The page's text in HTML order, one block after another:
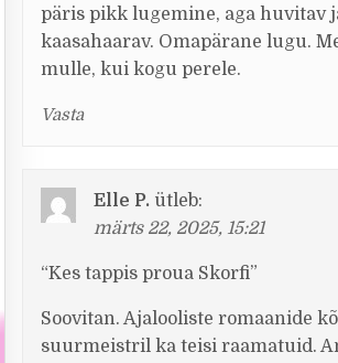
päris pikk lugemine, aga huvitav
kaasahaarav. Omapärane lugu.
mulle, kui kogu perele.
Vasta
Elle P. ütleb:
märts 22, 2025, 15:21
“Kes tappis proua Skorfi”
Soovitan. Ajalooliste romaanide
suurmeistril ka teisi raamatuid.